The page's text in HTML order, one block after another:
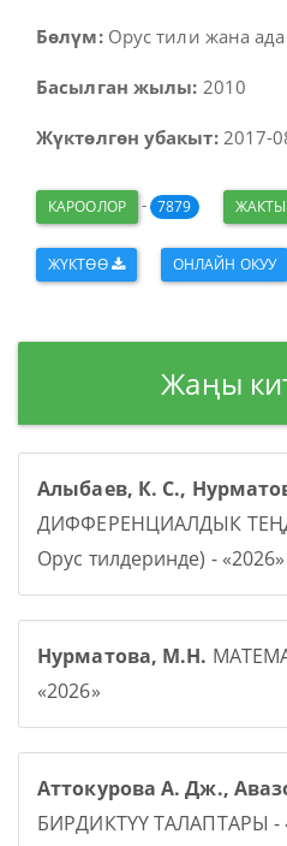
Бөлүм:Орус тили жана
Басылган жылы: 2010
Жүктөлгөн убакыт:2017-
КАРООЛОР - 7879
ЖҮКТӨӨ ОНЛАЙН ОКУУ
Жаңы
Алыбаев, К. С.,
ДИФФЕРЕНЦИАЛДЫК
Орус тилдеринде) - «2026»
Нурматова, М.Н.
«2026»
Аттокурова А. Дж.,
БИРДИКТҮҮ ТАЛАПТАРЫ -